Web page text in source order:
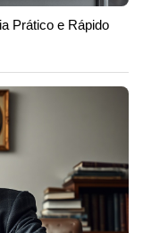
Prático e Rápido